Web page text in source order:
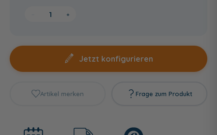
+
Jetzt konfigurieren
Artikel merken Frage zum Produkt